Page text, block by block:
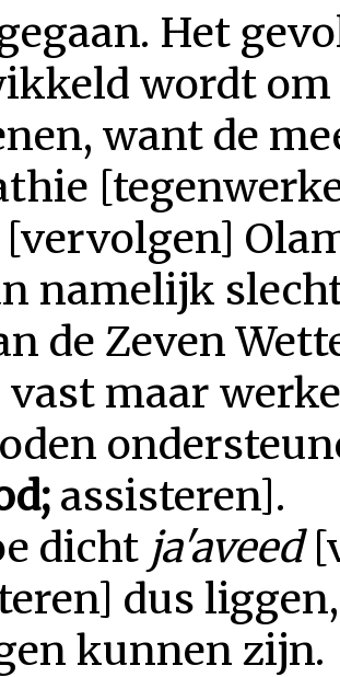
Het
wordt om
want de
[vervolgen]
namelijk
de Zeven
vast maar
assisteren].
dicht ja'aveed
dus
kunnen zijn.